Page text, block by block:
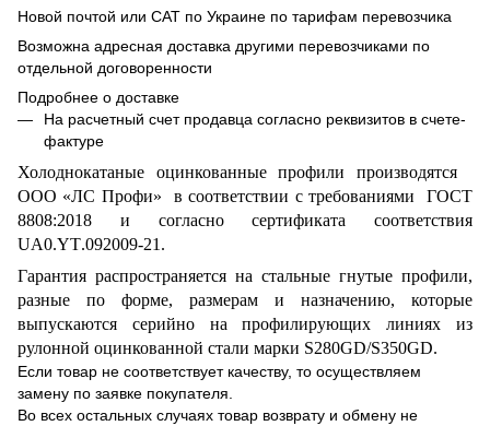
Новой почтой или САТ по Украине по тарифам перевозчика
Возможна адресная доставка другими перевозчиками по
отдельной договоренности
Подробнее о доставке
На расчетный счет продавца согласно реквизитов в счете-
фактуре
Холоднокатаные оцинкованные профили производятся
ООО «ЛС Профи» в соответствии с требованиями ГОСТ
8808:2018 и согласно сертификата соответствия
UA0.YT.092009-21.
Гарантия распространяется на стальные гнутые профили,
разные по форме, размерам и назначению, которые
выпускаются серийнона профилирующих линиях из
рулонной оцинкованной стали марки S280GD/S350GD.
Если товар не соответствует качеству, то осуществляем
замену по заявке покупателя.
Во всех остальных случаях товар возврату и обмену не